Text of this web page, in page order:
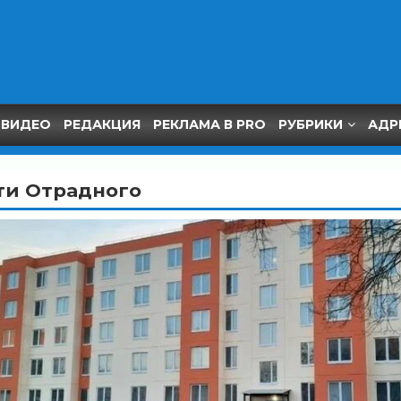
ВИДЕО РЕДАКЦИЯ РЕКЛАМА В PRO РУБРИКИ
Отрадного